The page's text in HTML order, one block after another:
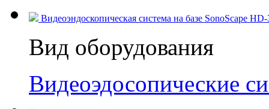
Видеоэндоскопическая система на базе SonoScape
Вид оборудования
Видеоэдосопические